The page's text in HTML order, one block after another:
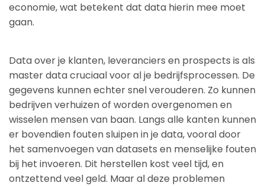
economie, wat betekent dat data hierin mee moet
gaan.
Data over je klanten, leveranciers en prospects is als
master data cruciaal voor al je bedrijfsprocessen. De
gegevens kunnen echter snel verouderen. Zo kunnen
bedrijven verhuizen of worden overgenomen en
wisselen mensen van baan. Langs alle kanten kunnen
er bovendien fouten sluipen in je data, vooral door
het samenvoegen van datasets en menselijke fouten
bij het invoeren. Dit herstellen kost veel tijd, en
ontzettend veel geld. Maar al deze problemen